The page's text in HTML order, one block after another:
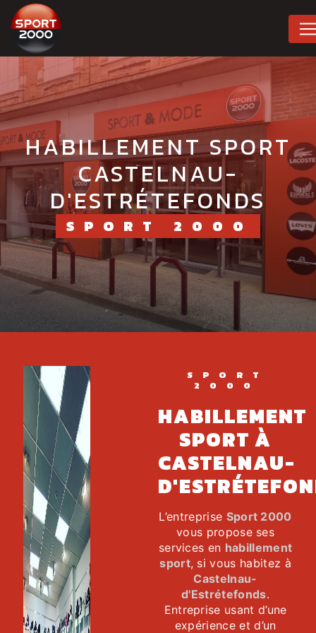
HABILLEMENT SPORT
CASTELNAU-
D'ESTRÉTEFONDS
SPORT 2000
SPORT
2000
HABILLEMENT
SPORT À
CASTELNAU-
L’entreprise Sport 2000
vous propose ses
services en habillement
sport, si vous habitez à
Castelnau-
d'Estrétefonds.
Entreprise usant d’une
expérience et d’un
Panneau de gestion des cookies